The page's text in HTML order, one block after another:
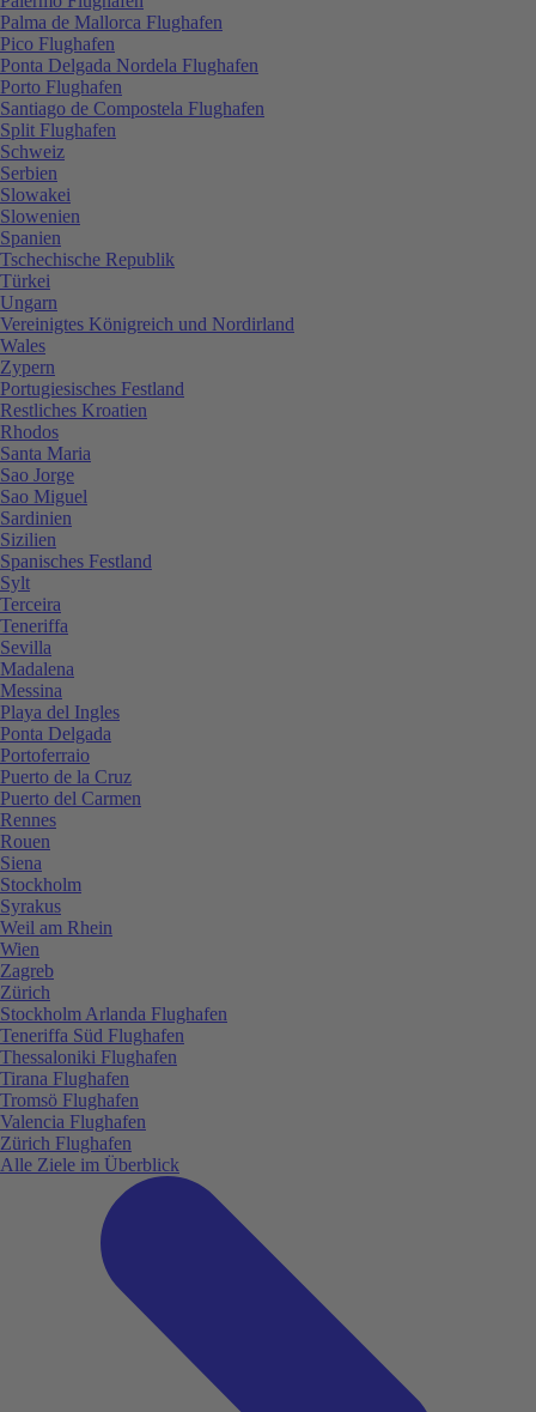
Palma de Mallorca Flughafen
Pico Flughafen
Ponta Delgada Nordela Flughafen
Porto Flughafen
Santiago de Compostela Flughafen
Split Flughafen
Schweiz
Serbien
Slowakei
Slowenien
Spanien
Tschechische Republik
Türkei
Ungarn
Vereinigtes Königreich und Nordirland
Wales
Zypern
Portugiesisches Festland
Restliches Kroatien
Rhodos
Santa Maria
Sao Jorge
Sao Miguel
Sardinien
Sizilien
Spanisches Festland
Sylt
Terceira
Teneriffa
Sevilla
Madalena
Messina
Playa del Ingles
Ponta Delgada
Portoferraio
Puerto de la Cruz
Puerto del Carmen
Rennes
Rouen
Siena
Stockholm
Syrakus
Weil am Rhein
Wien
Zagreb
Zürich
Stockholm Arlanda Flughafen
Teneriffa Süd Flughafen
Thessaloniki Flughafen
Tirana Flughafen
Tromsö Flughafen
Valencia Flughafen
Zürich Flughafen
Alle Ziele im Überblick